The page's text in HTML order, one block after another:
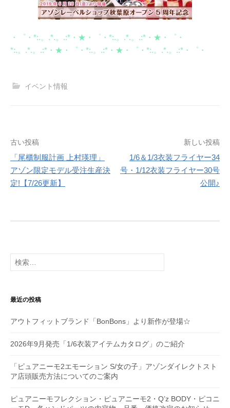
・゜・*:.。.*.。.:*・★・゜・*:.。.*.。.:*・★・゜・
*:.。.*.。.:*・★・゜・*:.。.:*・★・゜・*:.。.*.。.:*・゜・
イベント情報
投
稿
ナ
シ
ョ
ン
古い投稿
「尾櫃制服計画 上村瑛理」
アゾン限定モデル受注生産決
定!【7/26更新】
新しい投稿
1/6＆1/3衣装フライヤー34
号・1/12衣装フライヤー30号
公開♪
検
索:
最近の投稿
アウトフィットブランド「BonBons」より新作が登場☆
2026年9月発売「1/6衣装アイテムカタログ」のご紹介
「ピュアニーモ2エモーション S/女の子」アゾンダイレクトスト
ア店頭販売方法についてのご案内
ピュアニーモフレクション・ピュアニーモ2・Q’z BODY・ピコニ